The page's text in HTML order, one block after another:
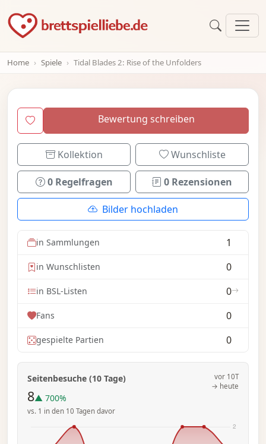
Home Spiele Tidal Blades 2: Rise of the Unfolders
Bewertung schreiben
Kollektion Wunschliste
0 Regelfragen 0 Rezensionen
Bilder hochladen
in Sammlungen 1
in Wunschlisten 0
in BSL-Listen 0
Fans 0
gespielte Partien 0
Seitenbesuche (10 Tage)
8▲ 700%
vs. 1 in den 10 Tagen davor
vor 10T
→ heute